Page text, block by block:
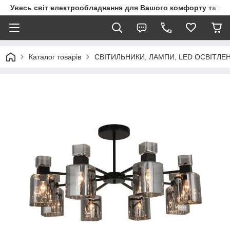
Увесь світ електрообладнання для Вашого комфорту та
Каталог товарів СВІТИЛЬНИКИ, ЛАМПИ, LED